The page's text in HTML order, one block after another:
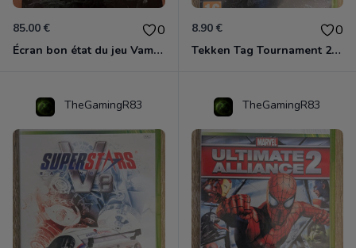
85.00 € 0
Écran bon état du jeu Vampire et livre de règles « la mascarade » état d’usage
8.90 € 0
Tekken Tag Tournament 2 Xbox 360
TheGamingR83 TheGamingR83